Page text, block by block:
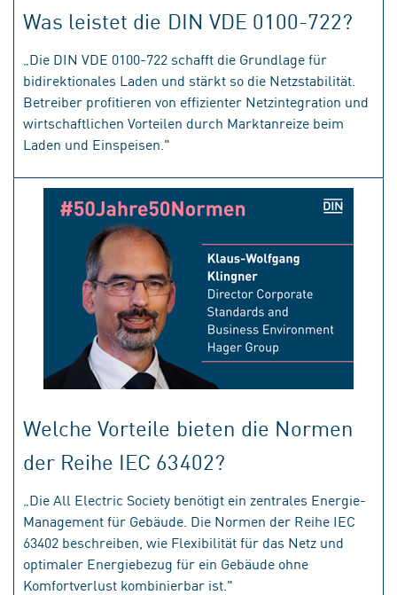
Was leistet die DIN VDE 0100-722?
„Die DIN VDE 0100-722 schafft die Grundlage für
bidirektionales Laden und stärkt so die Netzstabilität.
Betreiber profitieren von effizienter Netzintegration und
wirtschaftlichen Vorteilen durch Marktanreize beim
Laden und Einspeisen."
Welche Vorteile bieten die Normen
der Reihe IEC 63402?
„Die All Electric Society benötigt ein zentrales Energie-
Management für Gebäude. Die Normen der Reihe IEC
63402 beschreiben, wie Flexibilität für das Netz und
optimaler Energiebezug für ein Gebäude ohne
Komfortverlust kombinierbar ist."